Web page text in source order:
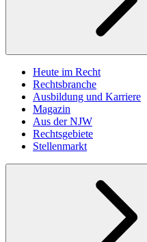
Heute im Recht
Rechtsbranche
Ausbildung und Karriere
Magazin
Aus der NJW
Rechtsgebiete
Stellenmarkt